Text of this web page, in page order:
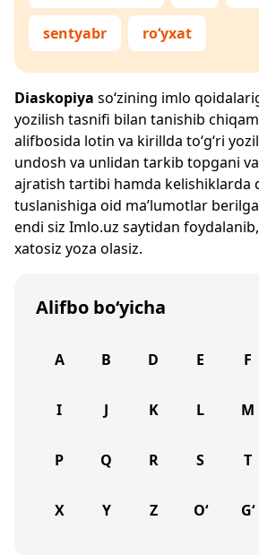
sentyabr ro‘yxat
Diaskopiya so‘zining imlo
yozilish tasnifi bilan tanishib
alifbosida lotin va kirillda to‘g‘ri
undosh va unlidan tarkib topgani va
ajratish tartibi hamda kelishiklarda
tuslanishiga oid ma’lumotlar
endi siz Imlo.uz saytidan foydalanib,
xatosiz yoza olasiz.
Alifbo bo‘yicha
A B D E F
I J K L M
P Q R S T
X Y Z O‘ G‘